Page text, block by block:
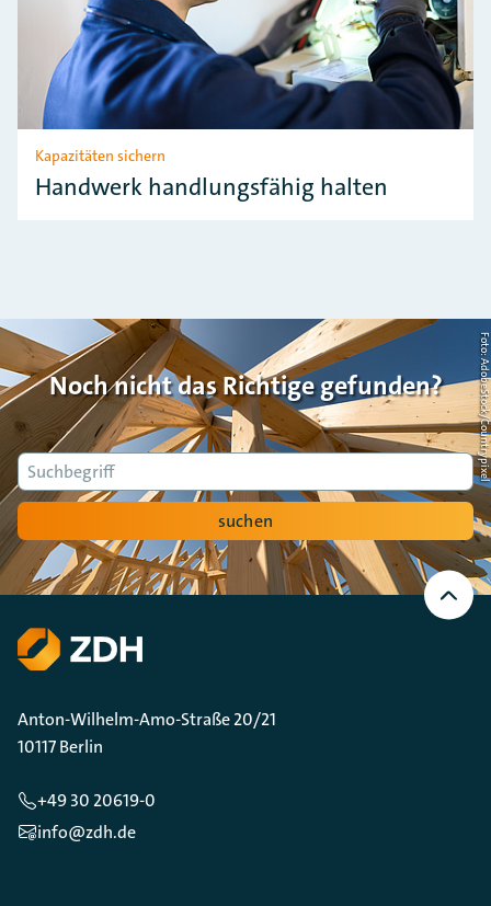
Kapazitäten sichern
Handwerk handlungsfähig halten
Noch nicht das Richtige gefunden?
Suche
suchen
Foto: AdobeStock/Countrypixel
Nach
oben
Scrollen
Anton-Wilhelm-Amo-Straße 20/21
10117 Berlin
+49 30 20619-0
info@zdh.de